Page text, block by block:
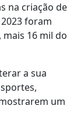
na criação de
foram
16 mil do
a sua
um